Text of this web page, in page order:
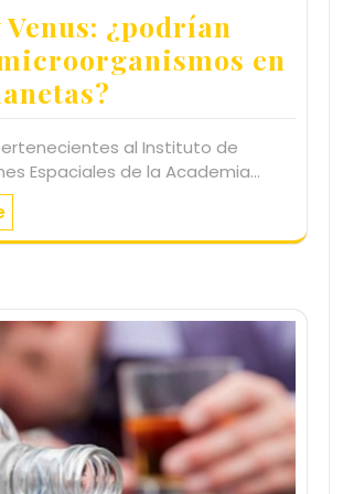
¿podrían
en
al Instituto de
Espaciales de la Academia…